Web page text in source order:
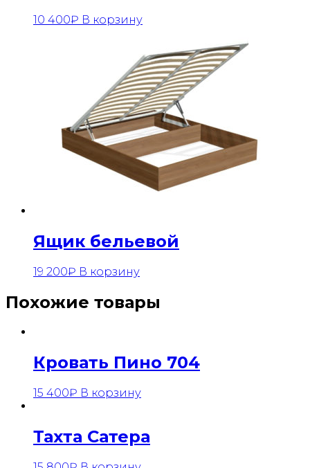
10 400₽ В корзину
Ящик бельевой
19 200₽ В корзину
Похожие товары
Кровать Пино 704
15 400₽ В корзину
Тахта Сатера